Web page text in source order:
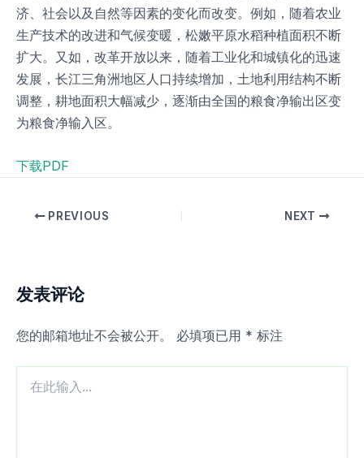
济、社会以及自然等因素的变化而改变。例如，随着农业
生产技术的改进和气候变暖，松嫩平原水稻种植面积不断
扩大。又如，改革开放以来，随着工业化和城镇化的迅速
发展，长江三角洲地区人口持续增加，土地利用结构不断
调整，耕地面积大幅减少，逐渐由全国的粮食净输出区变
为粮食净输入区。
下载PDF
PREVIOUS NEXT
发表评论
您的邮箱地址不会被公开。 必填项已用 * 标注